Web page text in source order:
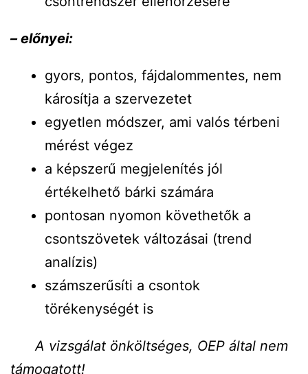
– előnyei:
gyors, pontos, fájdalommentes, nem
károsítja a szervezetet
egyetlen módszer, ami valós térbeni
mérést végez
a képszerű megjelenítés jól
értékelhető bárki számára
pontosan nyomon követhetők a
csontszövetek változásai (trend
analízis)
számszerűsíti a csontok
törékenységét is
A vizsgálat önköltséges, OEP által nem
támogatott!